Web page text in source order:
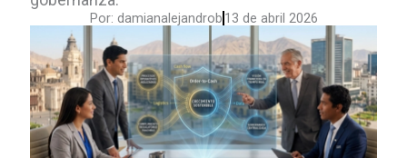
Por: damianalejandrob 13 de abril 2026